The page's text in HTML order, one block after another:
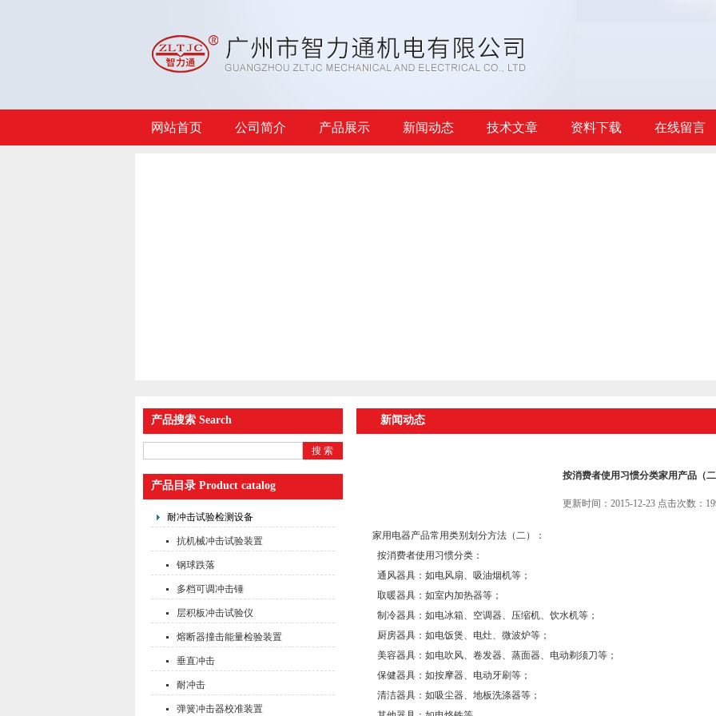
网站首页 公司简介 产品展示 新闻动态 技术文章 资料下载 在线留言
产品搜索 Search
产品目录 Product catalog
耐冲击试验检测设备
抗机械冲击试验装置
钢球跌落
多档可调冲击锤
层积板冲击试验仪
熔断器撞击能量检验装置
垂直冲击
耐冲击
弹簧冲击器校准装置
新闻动态
按消费者使用习惯分类家用产品（
更新时间：2015-12-23 点击次数：
家用电器产品常用类别划分方法（二）：
按消费者使用习惯分类：
通风器具：如电风扇、吸油烟机等；
取暖器具：如室内加热器等；
制冷器具：如电冰箱、空调器、压缩机、饮水机等；
厨房器具：如电饭煲、电灶、微波炉等；
美容器具：如电吹风、卷发器、蒸面器、电动剃须刀等；
保健器具：如按摩器、电动牙刷等；
清洁器具：如吸尘器、地板洗涤器等；